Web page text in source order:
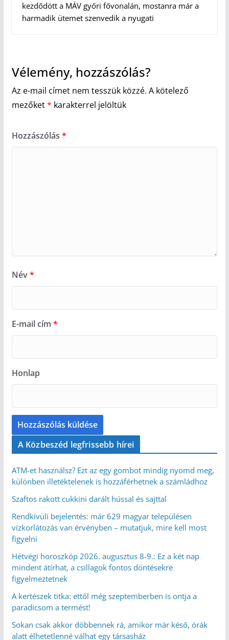
kezdődött a MÁV győri fővonalán, mostanra már a
harmadik ütemet szenvedik a nyugati
Vélemény, hozzászólás?
Az e-mail címet nem tesszük közzé. A kötelező
mezőket* karakterrel jelöltük
Hozzászólás *
Név*
E-mail cím *
Honlap
A Közbeszéd legfrissebb hírei
ATM-et használsz? Ezt az egy gombot mindig nyomd meg,
különben illetéktelenek is hozzáférhetnek a számládhoz
Szaftos rakott cukkini darált hússal és sajttal
Rendkívüli bejelentés: már 629 magyar településen
vízkorlátozás van érvényben – mutatjuk, mire kell most
figyelni
Hétvégi horoszkóp 2026. augusztus 8-9.: Ez a két nap
mindent átírhat, a csillagok fontos döntésekre
figyelmeztetnek
A kertészek titka: ettől még szeptemberben is ontja a
paradicsom a termést!
Sokan csak akkor döbbennek rá, amikor már késő, órák
alatt élhetetlenné válhat egy társasház